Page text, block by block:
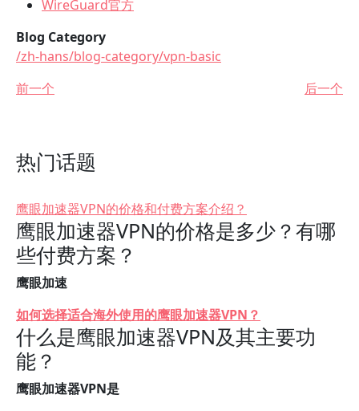
WireGuard官方
Blog Category
/zh-hans/blog-category/vpn-basic
前一个
后一个
热门话题
鹰眼加速器VPN的价格和付费方案介绍？
鹰眼加速器VPN的价格是多少？有哪
些付费方案？
鹰眼加速
如何选择适合海外使用的鹰眼加速器VPN？
什么是鹰眼加速器VPN及其主要功
能？
鹰眼加速器VPN是